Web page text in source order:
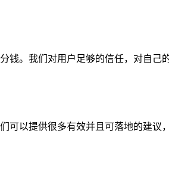
钱。我们对用户足够的信任，对自己
可以提供很多有效并且可落地的建议